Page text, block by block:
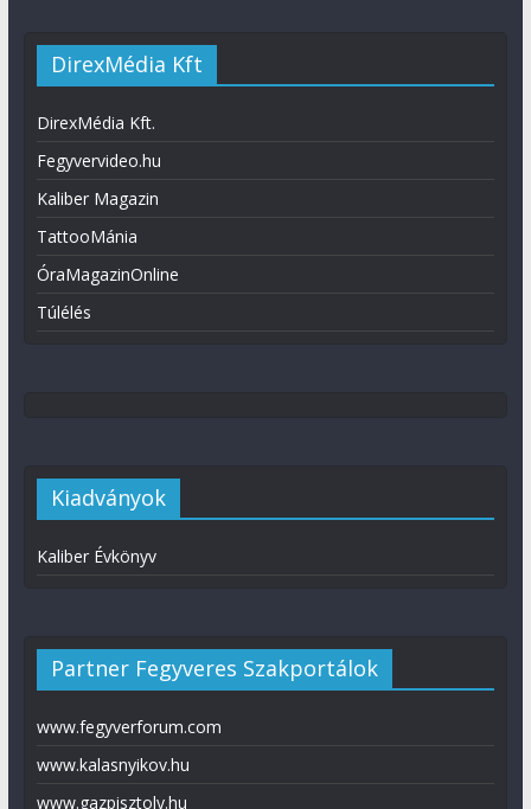
DirexMédia Kft
DirexMédia Kft.
Fegyvervideo.hu
Kaliber Magazin
TattooMánia
ÓraMagazinOnline
Túlélés
Kiadványok
Kaliber Évkönyv
Partner Fegyveres Szakportálok
www.fegyverforum.com
www.kalasnyikov.hu
www.gazpisztoly.hu